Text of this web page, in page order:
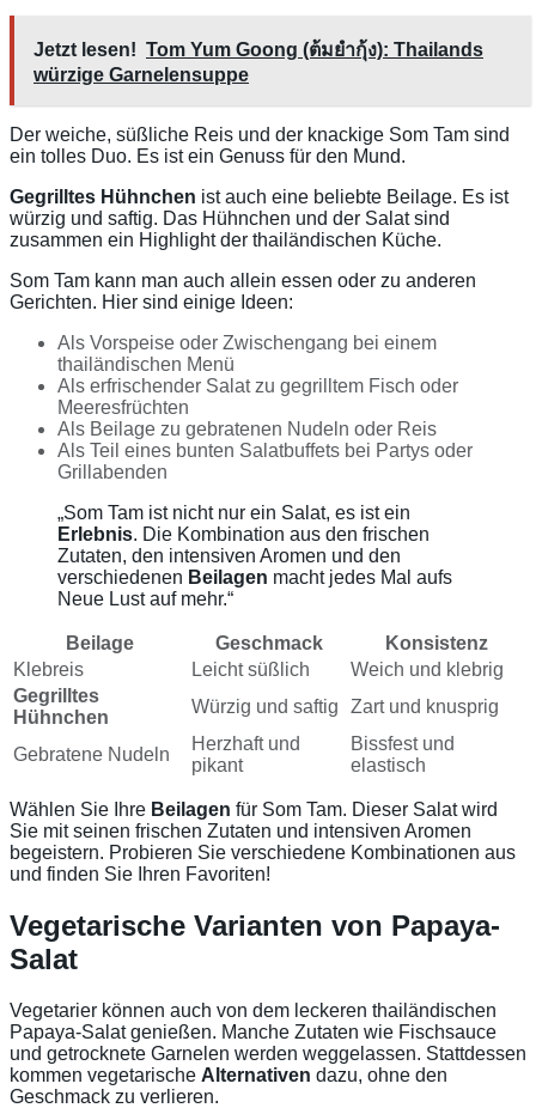
Jetzt lesen! Tom Yum Goong (ต้มยำกุ้ง): Thailands
würzige Garnelensuppe
Der weiche, süßliche Reis und der knackige Som Tam sind
ein tolles Duo. Es ist ein Genuss für den Mund.
Gegrilltes Hühnchen ist auch eine beliebte Beilage. Es ist
würzig und saftig. Das Hühnchen und der Salat sind
zusammen ein Highlight der thailändischen Küche.
Som Tam kann man auch allein essen oder zu anderen
Gerichten. Hier sind einige Ideen:
Als Vorspeise oder Zwischengang bei einem
thailändischen Menü
Als erfrischender Salat zu gegrilltem Fisch oder
Meeresfrüchten
Als Beilage zu gebratenen Nudeln oder Reis
Als Teil eines bunten Salatbuffets bei Partys oder
Grillabenden
„Som Tam ist nicht nur ein Salat, es ist ein
Erlebnis. Die Kombination aus den frischen
Zutaten, den intensiven Aromen und den
verschiedenen Beilagen macht jedes Mal aufs
Neue Lust auf mehr.“
Beilage Geschmack
Konsistenz
Klebreis
Leicht süßlich
Weich und klebrig
Gegrilltes
Hühnchen
Würzig und saftig Zart und knusprig
Gebratene Nudeln
Herzhaft und
pikant
Bissfest und
elastisch
Wählen Sie Ihre Beilagen für Som Tam. Dieser Salat wird
Sie mit seinen frischen Zutaten und intensiven Aromen
begeistern. Probieren Sie verschiedene Kombinationen aus
und finden Sie Ihren Favoriten!
Vegetarische Varianten von Papaya-
Salat
Vegetarier können auch von dem leckeren thailändischen
Papaya-Salat genießen. Manche Zutaten wie Fischsauce
und getrocknete Garnelen werden weggelassen. Stattdessen
kommen vegetarische Alternativen dazu, ohne den
Geschmack zu verlieren.